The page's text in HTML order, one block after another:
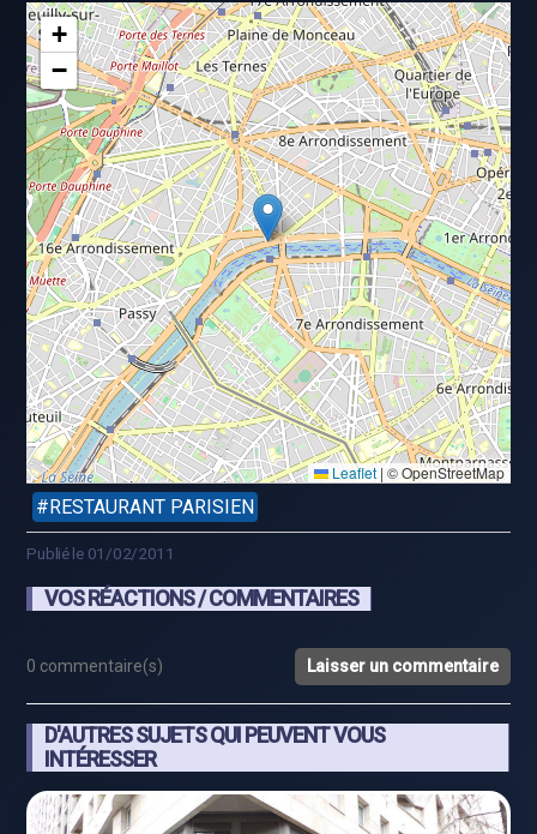
+
−
Leaflet | © OpenStreetMap
RESTAURANT PARISIEN
Publié le 01/02/2011
VOS RÉACTIONS / COMMENTAIRES
0 commentaire(s) Laisser un commentaire
D'AUTRES SUJETS QUI PEUVENT VOUS
INTÉRESSER